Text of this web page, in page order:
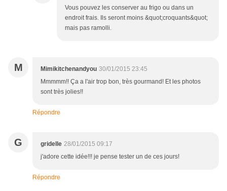
Vous pouvez les conserver au frigo ou dans un
endroit frais. Ils seront moins &quot;croquants&quot;
mais pas ramolli.
M Mimikitchenandyou 30/01/2015 23:45
Mmmmm!! Ça a l'air trop bon, très gourmand! Et les photos
sont très jolies!!
Répondre
G gridelle 28/01/2015 09:17
j'adore cette idée!!! je pense tester un de ces jours!
Répondre